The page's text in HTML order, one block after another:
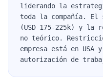
liderando la
toda la compañía.
(USD 175-225k) y
no teórico.
empresa está en USA
autorización de